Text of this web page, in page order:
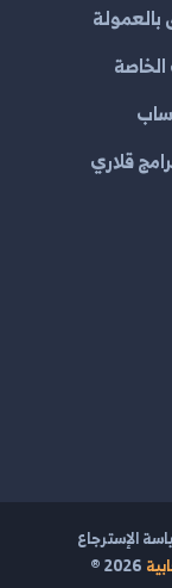
بالعمولة
قلاري
الإسترجاع
2026
®